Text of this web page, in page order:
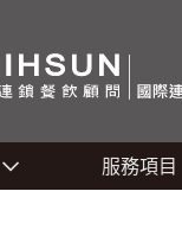
服務項目